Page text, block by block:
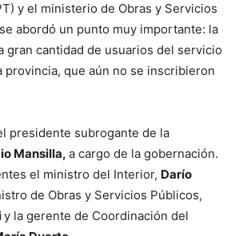
y el ministerio de Obras y Servicios
abordó un punto muy importante: la
gran cantidad de usuarios del servicio
provincia, que aún no se inscribieron
presidente subrogante de la
Mansilla, a cargo de la gobernación.
el ministro del Interior, Darío
de Obras y Servicios Públicos,
y la gerente de Coordinación del